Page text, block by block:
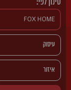
סינון לפי: